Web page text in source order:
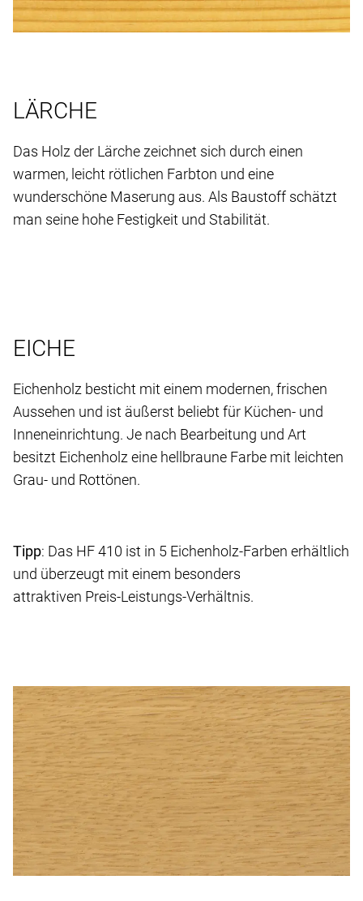
LÄRCHE
Das Holz der Lärche zeichnet sich durch einen
warmen, leicht rötlichen Farbton und eine
wunderschöne Maserung aus. Als Baustoff schätzt
man seine hohe Festigkeit und Stabilität.
EICHE
Eichenholz besticht mit einem modernen, frischen
Aussehen und ist äußerst beliebt für Küchen- und
Inneneinrichtung. Je nach Bearbeitung und Art
besitzt Eichenholz eine hellbraune Farbe mit leichten
Grau- und Rottönen.
Tipp: Das HF 410 ist in 5 Eichenholz-Farben erhältlich
und überzeugt mit einem besonders
attraktiven Preis-Leistungs-Verhältnis.